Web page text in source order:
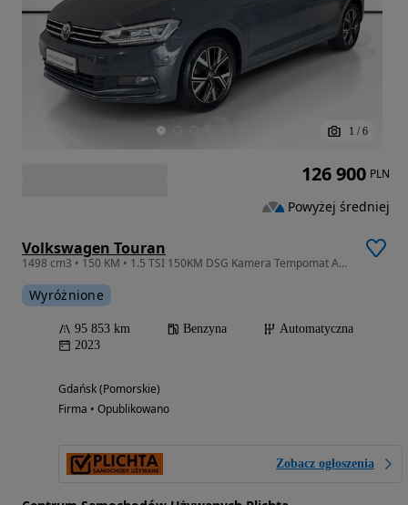
1 / 6
Volkswagen Touran
1498 cm3 • 150 KM • 1.5 TSI 150KM DSG Kamera Tempomat ACC Android Apple CarPlay Nawigacja
Wyróżnione
95 853 km Benzyna
Automatyczna
2023
Gdańsk (Pomorskie)
Firma • Opublikowano
Zobacz ogłoszenia
126 900 PLN
Powyżej średniej